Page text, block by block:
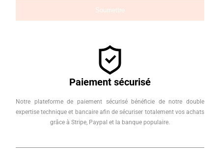
Paiement sécurisé
Notre plateforme de paiement sécurisé bénéficie de notre double
expertise technique et bancaire afin de sécuriser totalement vos achats
grâce à Stripe, Paypal et la banque populaire.